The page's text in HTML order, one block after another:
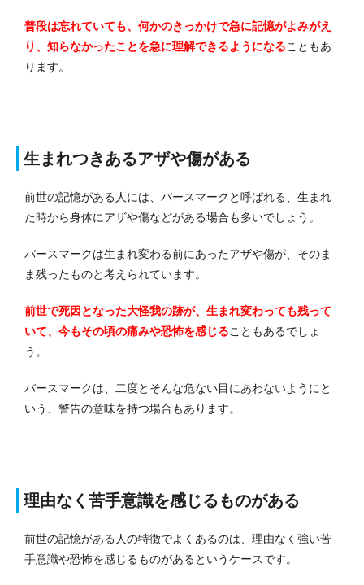
普段は忘れていても、何かのきっかけで急に記憶がよみがえ
り、知らなかったことを急に理解できるようになることもあ
ります。
生まれつきあるアザや傷がある
前世の記憶がある人には、バースマークと呼ばれる、生まれ
た時から身体にアザや傷などがある場合も多いでしょう。
バースマークは生まれ変わる前にあったアザや傷が、そのま
ま残ったものと考えられています。
前世で死因となった大怪我の跡が、生まれ変わっても残って
いて、今もその頃の痛みや恐怖を感じることもあるでしょ
う。
バースマークは、二度とそんな危ない目にあわないようにと
いう、警告の意味を持つ場合もあります。
理由なく苦手意識を感じるものがある
前世の記憶がある人の特徴でよくあるのは、理由なく強い苦
手意識や恐怖を感じるものがあるというケースです。